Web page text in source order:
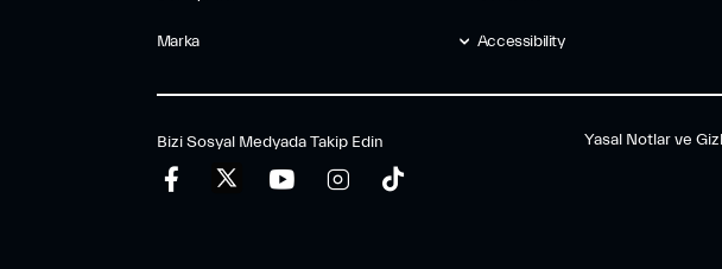
Marka Accessibility
Bizi Sosyal Medyada Takip Edin Yasal Notlar ve